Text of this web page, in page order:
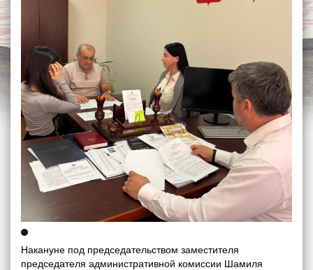
Накануне под председательством заместителя
председателя административной комиссии Шамиля